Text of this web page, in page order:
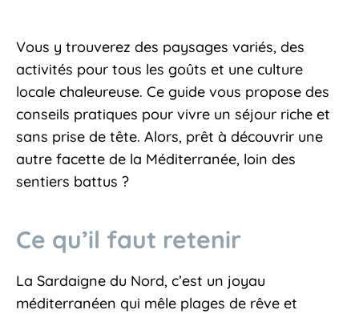
Vous y trouverez des paysages variés, des
activités pour tous les goûts et une culture
locale chaleureuse. Ce guide vous propose des
conseils pratiques pour vivre un séjour riche et
sans prise de tête. Alors, prêt à découvrir une
autre facette de la Méditerranée, loin des
sentiers battus ?
Ce qu’il faut retenir
La Sardaigne du Nord, c’est un joyau
méditerranéen qui mêle plages de rêve et